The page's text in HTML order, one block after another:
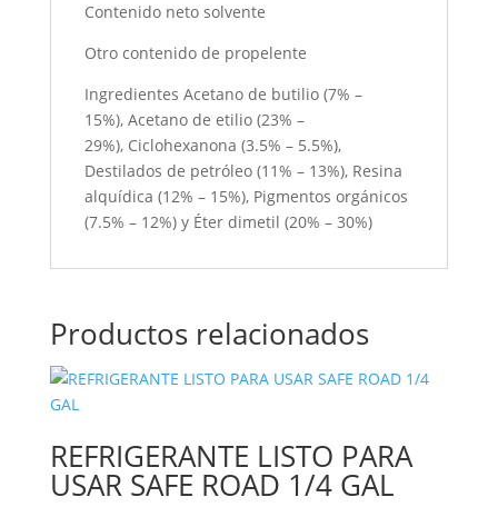
Contenido neto solvente
Otro contenido de propelente
Ingredientes Acetano de butilio (7% –
15%), Acetano de etilio (23% –
29%), Ciclohexanona (3.5% – 5.5%),
Destilados de petróleo (11% – 13%), Resina
alquídica (12% – 15%), Pigmentos orgánicos
(7.5% – 12%) y Éter dimetil (20% – 30%)
Productos relacionados
REFRIGERANTE LISTO PARA
USAR SAFE ROAD 1/4 GAL